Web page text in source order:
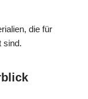
die für
sind.